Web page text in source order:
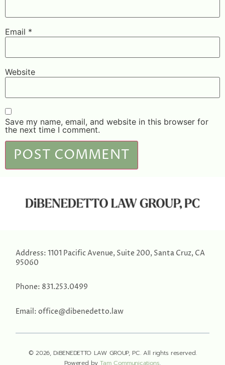
Email *
Website
Save my name, email, and website in this browser for
the next time I comment.
Address:1101 Pacific Avenue, Suite 200, Santa Cruz, CA
95060
Phone: 831.253.0499
Email:office@dibenedetto.law
© 2026, DiBENEDETTO LAW GROUP, PC. All rights reserved.
Powered byTam Communications.